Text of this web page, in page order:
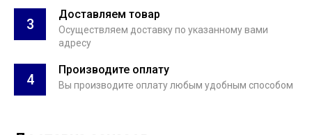
3
Доставляем товар
Осуществляем доставку по указанному вами
адресу
4
Производите оплату
Вы производите оплату любым удобным способом